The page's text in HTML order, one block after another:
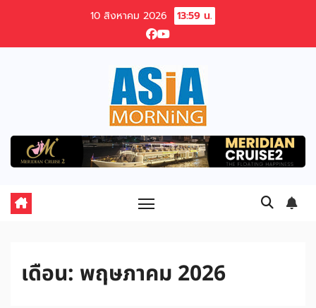
content
10 สิงหาคม 2026 13:59 น.
เดือน: พฤษภาคม 2026